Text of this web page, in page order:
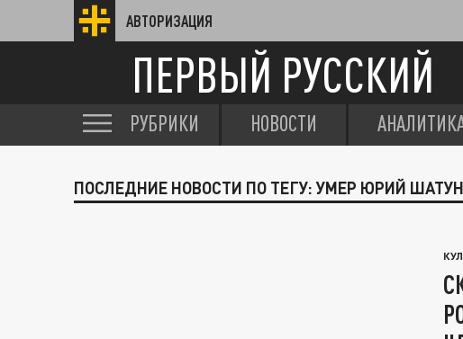
АВТОРИЗАЦИЯ
ПЕРВЫЙ РУССКИЙ
РУБРИКИ НОВОСТИ
ПОСЛЕДНИЕ НОВОСТИ ПО ТЕГУ: УМЕР ЮРИЙ